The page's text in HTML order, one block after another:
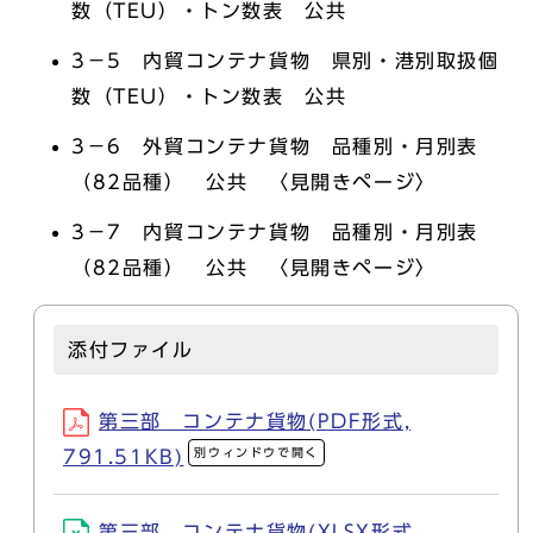
数（TEU）・トン数表 公共
3－5 内貿コンテナ貨物 県別・港別取扱個
数（TEU）・トン数表 公共
3－6 外貿コンテナ貨物 品種別・月別表
（82品種） 公共 〈見開きページ〉
3－7 内貿コンテナ貨物 品種別・月別表
（82品種） 公共 〈見開きページ〉
添付ファイル
第三部 コンテナ貨物(PDF形式,
791.51KB)
別ウィンドウで開く